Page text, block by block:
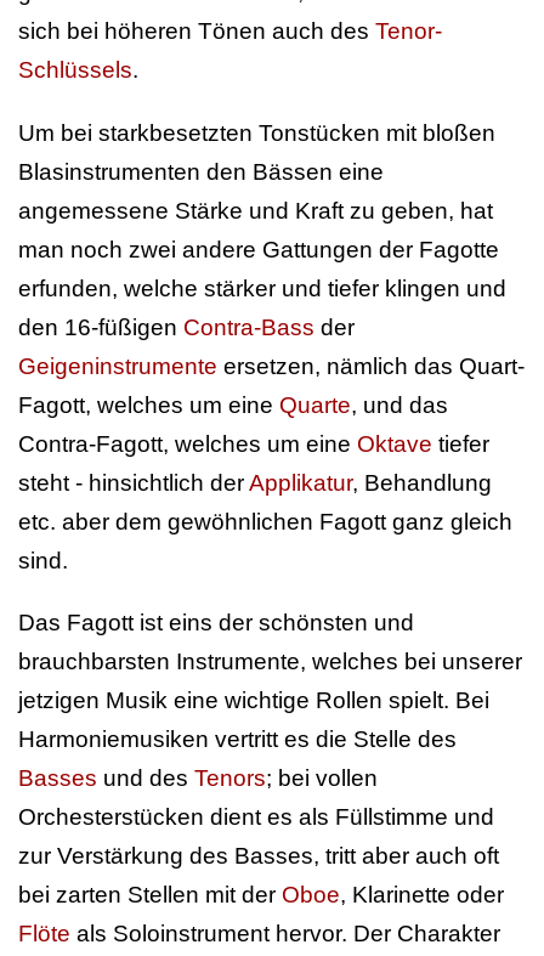
sich bei höheren Tönen auch des Tenor-
Schlüssels.
Um bei starkbesetzten Tonstücken mit bloßen
Blasinstrumenten den Bässen eine
angemessene Stärke und Kraft zu geben, hat
man noch zwei andere Gattungen der Fagotte
erfunden, welche stärker und tiefer klingen und
den 16-füßigen Contra-Bass der
Geigeninstrumente ersetzen, nämlich das Quart-
Fagott, welches um eine Quarte, und das
Contra-Fagott, welches um eine Oktave tiefer
steht - hinsichtlich derApplikatur, Behandlung
etc. aber dem gewöhnlichen Fagott ganz gleich
sind.
Das Fagott ist eins der schönsten und
brauchbarsten Instrumente, welches bei unserer
jetzigen Musik eine wichtige Rollen spielt. Bei
Harmoniemusiken vertritt es die Stelle des
Basses und des Tenors; bei vollen
Orchesterstücken dient es als Füllstimme und
zur Verstärkung des Basses, tritt aber auch oft
bei zarten Stellen mit der Oboe, Klarinette oder
Flöte als Soloinstrument hervor. Der Charakter